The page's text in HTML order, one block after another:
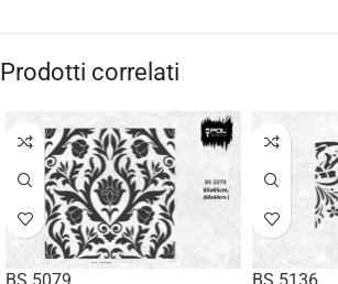
Prodotti correlati
BS 5079 BS 5136